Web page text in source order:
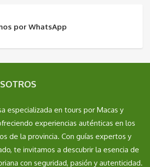
por WhatsApp
especializada en tours por Macas y
experiencias auténticas en los
de la provincia. Con guías expertos y
te invitamos a descubrir la esencia de
con seguridad, pasión y autenticidad.